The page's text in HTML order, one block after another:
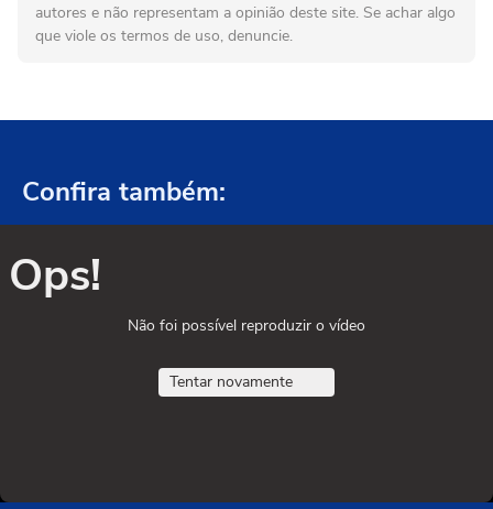
autores e não representam a opinião deste site. Se achar algo
que viole os termos de uso, denuncie.
Confira também:
Ops!
Não foi possível reproduzir o vídeo
Tentar novamente